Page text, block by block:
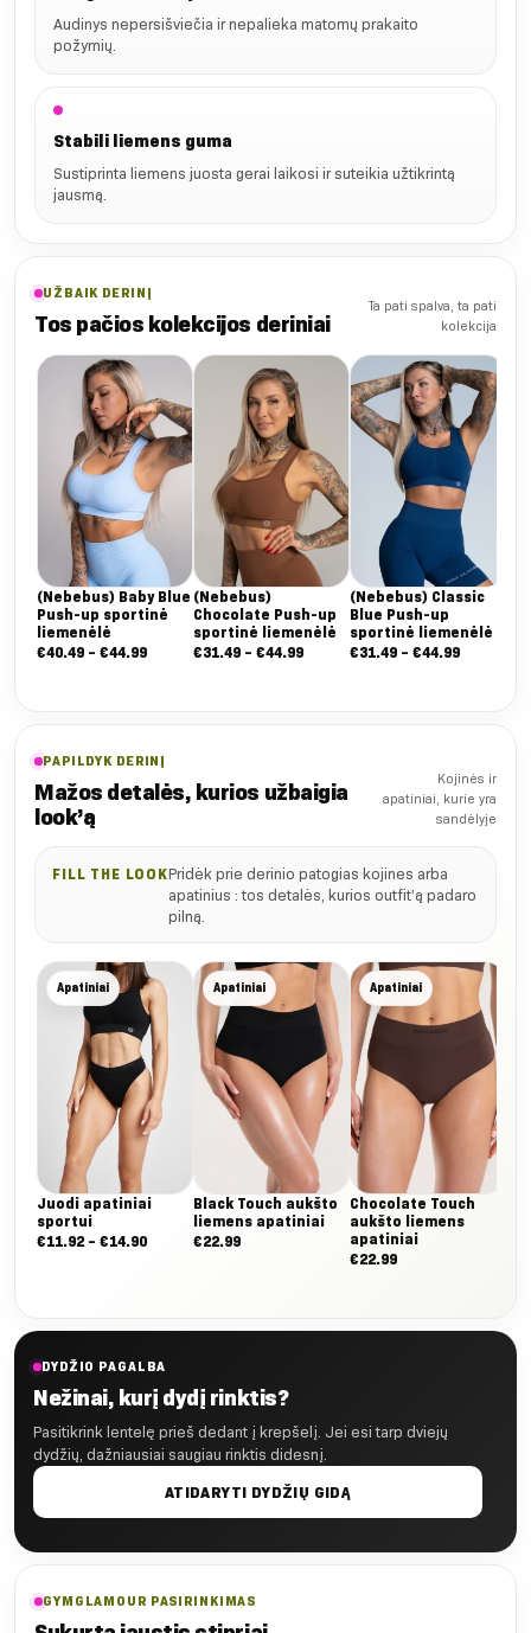
Audinys nepersišviečia ir nepalieka matomų prakaito
požymių.
Stabili liemens guma
Sustiprinta liemens juosta gerai laikosi ir suteikia užtikrintą
jausmą.
UŽBAIK DERINĮ
Tos pačios kolekcijos deriniai
Ta pati spalva, ta pati
kolekcija
(Nebebus) Baby Blue
Push-up sportinė
liemenėlė
€40.49 – €44.99Nuo:
(Nebebus)
Chocolate Push-up
sportinė liemenėlė
€31.49 – €44.99Nuo:
(Nebebus) Classic
Blue Push-up
sportinė liemenėlė
€31.49 – €44.99Nuo:
PAPILDYK DERINĮ
Mažos detalės, kurios užbaigia
look’ą
Kojinės ir
apatiniai, kurie yra
sandėlyje
FILL THE LOOKPridėk prie derinio patogias kojines arba
apatinius : tos detalės, kurios outfit’ą padaro
pilną.
Apatiniai
Juodi apatiniai
sportui
€11.92 – €14.90Nuo:
Apatiniai
Black Touch aukšto
liemens apatiniai
€22.99
Apatiniai
Chocolate Touch
aukšto liemens
apatiniai
€22.99
DYDŽIO PAGALBA
Nežinai, kurį dydį rinktis?
Pasitikrink lentelę prieš dedant į krepšelį. Jei esi tarp dviejų
dydžių, dažniausiai saugiau rinktis didesnį.
ATIDARYTI DYDŽIŲ GIDĄ
GYMGLAMOUR PASIRINKIMAS